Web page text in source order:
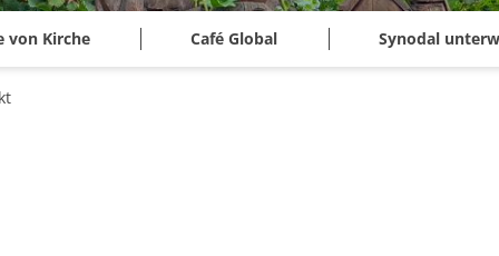
von Kirche Café Global Synodal